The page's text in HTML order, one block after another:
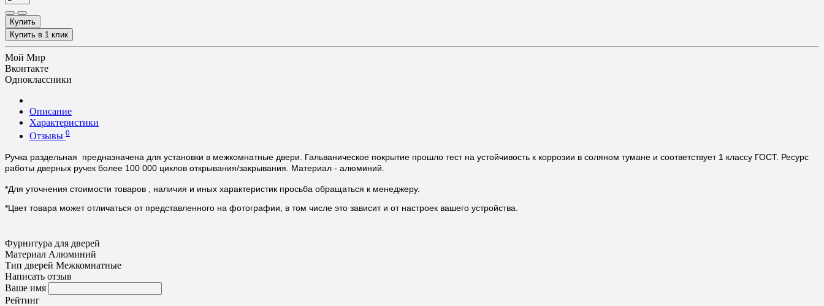
Купить
Купить в 1 клик
Мой Мир
Вконтакте
Одноклассники
Описание
Характеристики
Отзывы 0
Ручка раздельная предназначена для установки в межкомнатные двери. Гальваническое покрытие прошло тест на устойчивость к коррозии в соляном тумане и соответствует 1 классу ГОСТ. Ресурс
работы дверных ручек более 100 000 циклов открывания/закрывания. Материал - алюминий.
*Для уточнения стоимости товаров , наличия и иных характеристик просьба обращаться к менеджеру.
*Цвет товара может отличаться от представленного на фотографии, в том числе это зависит и от настроек вашего устройства.
Фурнитура для дверей
Материал Алюминий
Тип дверей Межкомнатные
Написать отзыв
Ваше имя
Рейтинг